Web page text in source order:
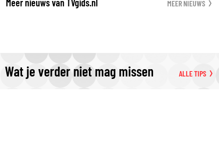
MEER NIEUWS
Wat je verder niet mag missen ALLE TIPS